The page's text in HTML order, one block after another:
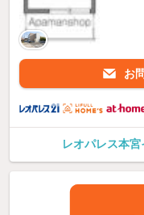
お
レオパレス本